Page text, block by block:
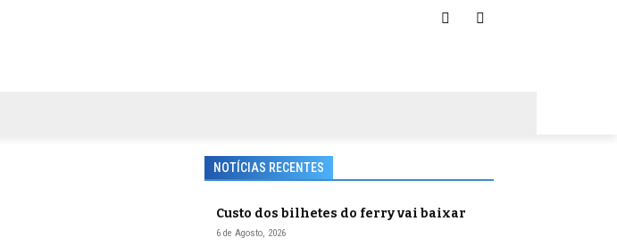
NOTÍCIAS RECENTES
Custo dos bilhetes do ferry vai baixar
6 de Agosto, 2026